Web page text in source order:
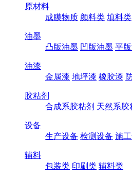
原材料
成膜物质 颜料类 填料类
油墨
凸版油墨 凹版油墨 平
油漆
金属漆 地坪漆 橡胶漆
胶粘剂
合成系胶粘剂 天然系胶
设备
生产设备 检测设备 施
辅料
包装类 印刷类 辅料类